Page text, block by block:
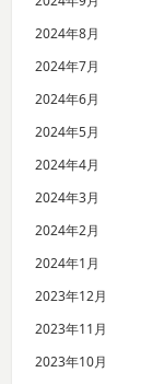
2024年8月
2024年7月
2024年6月
2024年5月
2024年4月
2024年3月
2024年2月
2024年1月
2023年12月
2023年11月
2023年10月